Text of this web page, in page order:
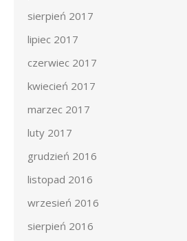
sierpień 2017
lipiec 2017
czerwiec 2017
kwiecień 2017
marzec 2017
luty 2017
grudzień 2016
listopad 2016
wrzesień 2016
sierpień 2016